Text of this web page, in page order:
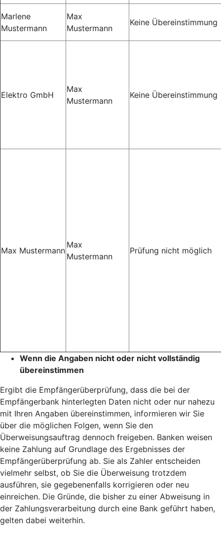
Marlene
Mustermann
Max
Mustermann
Keine Übereinstimmung
Elektro GmbH
Max
Mustermann
Keine Übereinstimmung
Max Mustermann
Max
Mustermann
Prüfung nicht möglich
Wenn die Angaben nicht oder nicht vollständig
übereinstimmen
Ergibt die Empfängerüberprüfung, dass die bei der
Empfängerbank hinterlegten Daten nicht oder nur nahezu
mit Ihren Angaben übereinstimmen, informieren wir Sie
über die möglichen Folgen, wenn Sie den
Überweisungsauftrag dennoch freigeben. Banken weisen
keine Zahlung auf Grundlage des Ergebnisses der
Empfängerüberprüfung ab. Sie als Zahler entscheiden
vielmehr selbst, ob Sie die Überweisung trotzdem
ausführen, sie gegebenenfalls korrigieren oder neu
einreichen. Die Gründe, die bisher zu einer Abweisung in
der Zahlungsverarbeitung durch eine Bank geführt haben,
gelten dabei weiterhin.